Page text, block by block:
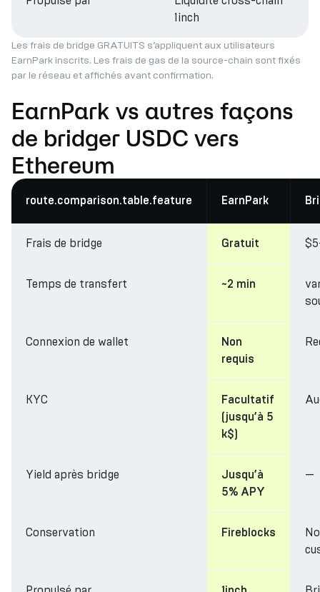
1inch
Les frais de bridge GRATUITS s’appliquent aux utilisateurs
EarnPark inscrits. Les frais de gas de la source-chain sont fixés
par le réseau et affichés avant confirmation.
EarnPark vs autres façons
de bridger USDC vers
Ethereum
route.comparison.table.feature EarnPark
Frais de bridge Gratuit
Temps de transfert ~2 min
Connexion de wallet
Non
requis
KYC
Facultatif
(jusqu’à 5
k$)
Yield après bridge
Jusqu’à
5% APY
—
Conservation Fireblocks